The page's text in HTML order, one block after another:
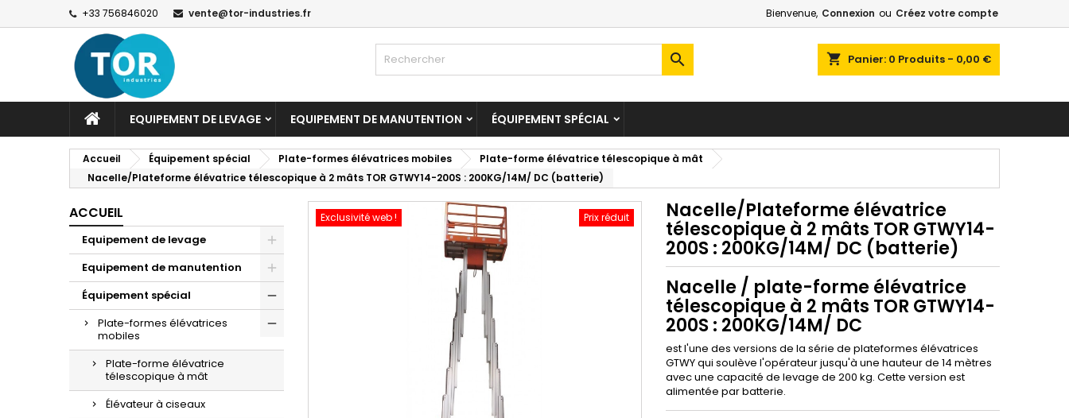
+33 756846020 vente@tor-industries.fr Bienvenue, Connexion ou Créez votre compte
shopping_cart Panier: 0 Produits - 0,00 €

EQUIPEMENT DE LEVAGE EQUIPEMENT DE MANUTENTION ÉQUIPEMENT SPÉCIAL
Accueil Équipement spécial Plate-formes élévatrices mobiles
Plate-forme élévatrice télescopique à mât
Nacelle/Plateforme élévatrice télescopique à 2 mâts TOR GTWY14-200S : 200KG/14M/ DC (batterie)
ACCUEIL
Equipement de levage
Equipement de manutention
Équipement spécial
Plate-formes élévatrices
mobiles
Plate-forme élévatrice
télescopique à mât
Élévateur à ciseaux
Exclusivité web ! Prix réduit Nacelle/Plateforme élévatrice
télescopique à 2 mâts TOR GTWY14-
200S : 200KG/14M/ DC (batterie)
Nacelle / plate-forme élévatrice
télescopique à 2 mâts TOR GTWY14-
200S : 200KG/14M/ DC
est l'une des versions de la série de plateformes élévatrices
GTWY qui soulève l'opérateur jusqu'à une hauteur de 14 mètres
avec une capacité de levage de 200 kg. Cette version est
alimentée par batterie.